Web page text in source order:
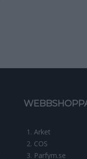
Arket
COS
Parfym.se